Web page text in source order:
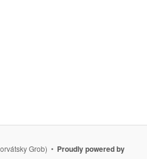
Grob) • Proudly powered by